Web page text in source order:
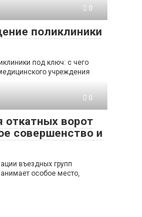
0
поликлиники
под ключ: с чего
учреждения
0
откатных ворот
совершенство и
въездных групп
особое место,